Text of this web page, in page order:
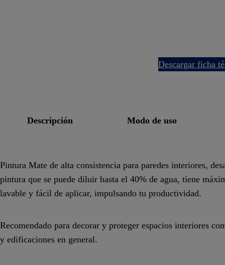
descargar ficha
descripción modo de uso
Pintura Mate de alta consistencia para paredes interiores,
pintura que se puede diluir hasta el 40% de agua, tiene
lavable y fácil de aplicar, impulsando tu productividad.
Recomendado para decorar y proteger espacios interiores
y edificaciones en general.